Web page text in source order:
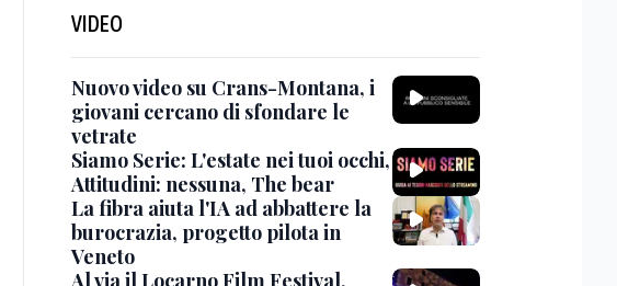
VIDEO
Nuovo video su Crans-Montana, i
giovani cercano di sfondare le
vetrate
Siamo Serie: L'estate nei tuoi occhi,
Attitudini: nessuna, The bear
La fibra aiuta l'IA ad abbattere la
burocrazia, progetto pilota in
Veneto